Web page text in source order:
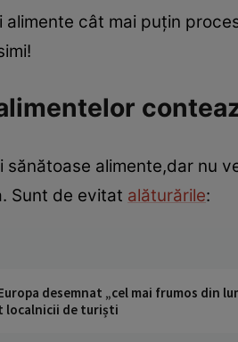
alimente cât mai puţin
sănătoase alimente,dar nu
Sunt de evitat alăturările:
desemnat „cel mai frumos din
localnicii de turiști